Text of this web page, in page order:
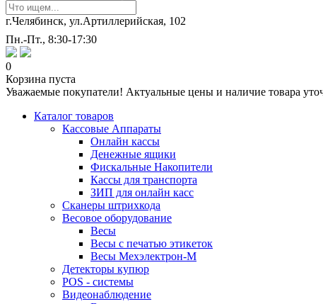
г.Челябинск, ул.Артиллерийская, 102
Пн.-Пт., 8:30-17:30
0
Корзина пуста
Уважаемые покупатели! Актуальные цены и наличие товара
Каталог товаров
Кассовые Аппараты
Онлайн кассы
Денежные ящики
Фискальные Накопители
Кассы для транспорта
ЗИП для онлайн касс
Сканеры штрихкода
Весовое оборудование
Весы
Весы с печатью этикеток
Весы Мехэлектрон-М
Детекторы купюр
POS - системы
Видеонаблюдение